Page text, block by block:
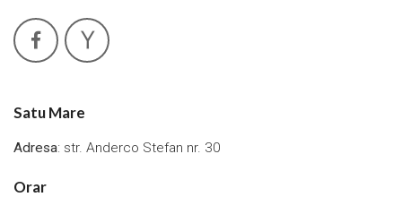
Satu Mare
Adresa: str. Anderco Stefan nr. 30
Orar